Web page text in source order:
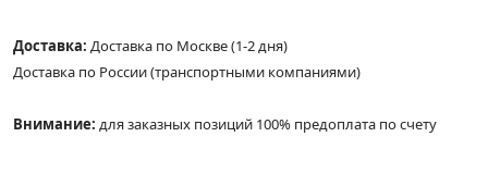
Доставка: Доставка по Москве (1-2 дня)
Доставка по России (транспортными компаниями)
Внимание: для заказных позиций 100% предоплата по счету